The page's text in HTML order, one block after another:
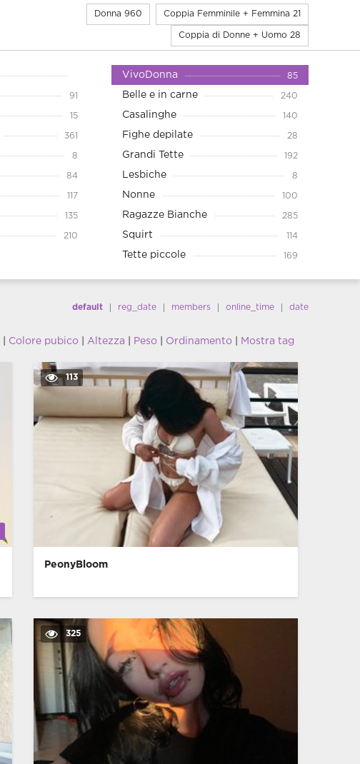
Donna 960 Coppia Femminile + Femmina 21
Coppia di Donne + Uomo 28
VivoDonna 85
91 Belle e in carne 240
15 Casalinghe 140
361 Fighe depilate 28
8 Grandi Tette 192
84 Lesbiche 8
117 Nonne 100
135 Ragazze Bianche 285
210 Squirt 114
Tette piccole 169
default reg_date members online_time date
Colore pubico Altezza Peso Ordinamento Mostra tag
113
PeonyBloom
325